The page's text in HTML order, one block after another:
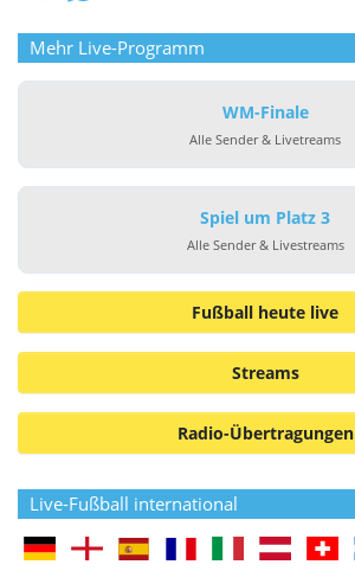
Mehr Live-Programm
WM-Finale
Alle Sender & Livetreams
Spiel um Platz 3
Alle Sender & Livestreams
Fußball heute live
Streams
Radio-Übertragungen
Live-Fußball international